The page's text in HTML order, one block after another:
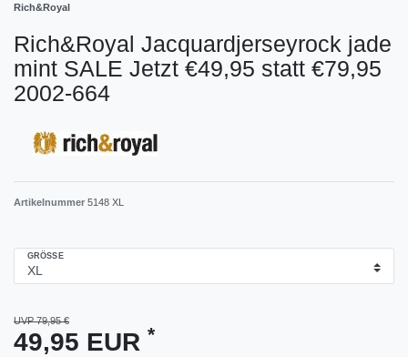
Rich&Royal
Rich&Royal Jacquardjerseyrock jade
mint SALE Jetzt €49,95 statt €79,95
2002-664
Artikelnummer 5148 XL
GRÖSSE
UVP 79,95 €
49,95 EUR *